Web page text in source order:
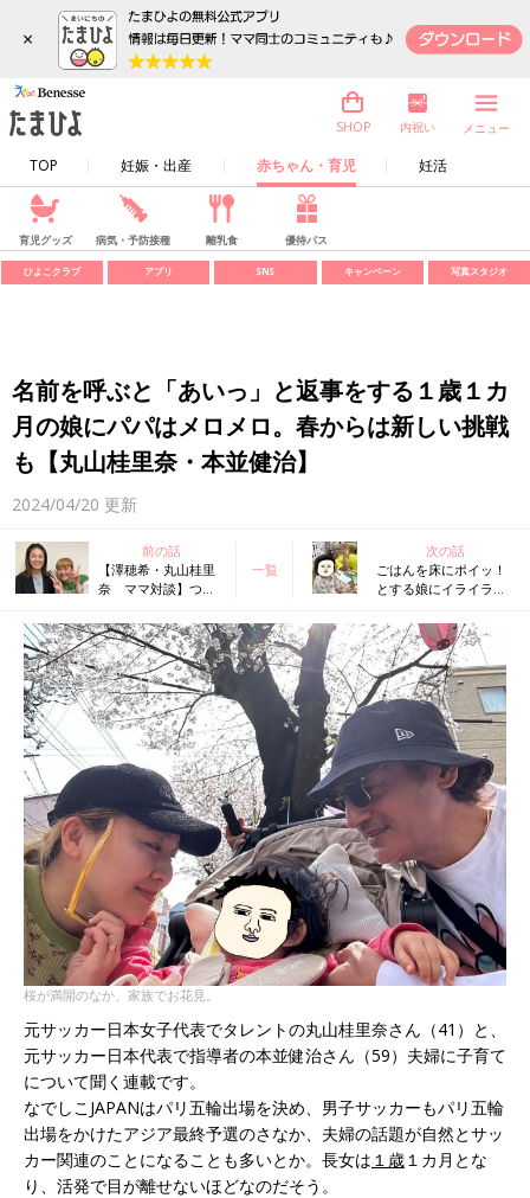
×
TOP 妊娠・出産 赤ちゃん・育児 妊活
SHOP 内祝い メニュー
育児グッズ 病気・予防接種 離乳食 優待パス
ひよこクラブ アプリ SNS キャンペーン 写真スタジオ
名前を呼ぶと「あいっ」と返事をする１歳１カ
月の娘にパパはメロメロ。春からは新しい挑戦
も【丸山桂里奈・本並健治】
2024/04/20 更新
前の話
【澤穂希・丸山桂里
奈 ママ対談】つい
顔を見て、反省し
て･･･子育てはその繰
り返し
一覧
次の話
ごはんを床にポイッ！
とする娘にイライラ！
まって反省･･･【丸山
桂里奈・本並健治】
桜が満開のなか、家族でお花見。
元サッカー日本女子代表でタレントの丸山桂里奈さん（41）と、
元サッカー日本代表で指導者の本並健治さん（59）夫婦に子育て
について聞く連載です。
なでしこJAPANはパリ五輪出場を決め、男子サッカーもパリ五輪
出場をかけたアジア最終予選のさなか、夫婦の話題が自然とサッ
カー関連のことになることも多いとか。長女は １歳１カ月とな
り、活発で目が離せないほどなのだそう。